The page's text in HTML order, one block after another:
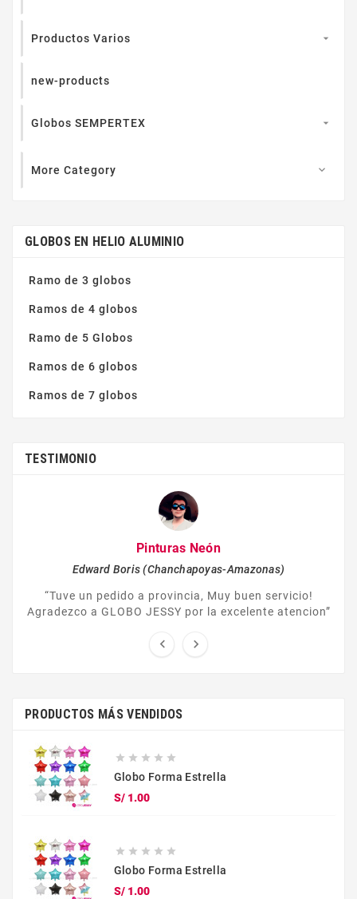
Productos Varios 
new-products
Globos SEMPERTEX 
More Category 
GLOBOS EN HELIO ALUMINIO
Ramo de 3 globos
Ramos de 4 globos
Ramo de 5 Globos
Ramos de 6 globos
Ramos de 7 globos
TESTIMONIO
Pinturas Neón
Edward Boris (Chanchapoyas-Amazonas)
“Tuve un pedido a provincia, Muy buen servicio!
Agradezco a GLOBO JESSY por la excelente atencion”
 
PRODUCTOS MÁS VENDIDOS
    
Globo Forma Estrella
S/ 1.00Precio
    
Globo Forma Estrella
S/ 1.00Precio